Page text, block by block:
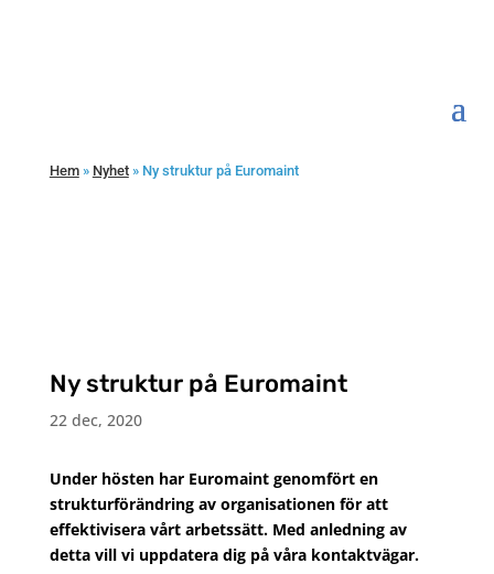
Hem» Nyhet» Ny struktur på Euromaint
Ny struktur på Euromaint
22 dec, 2020
Under hösten har Euromaint genomfört en
strukturförändring av organisationen för att
effektivisera vårt arbetssätt. Med anledning av
detta vill vi uppdatera dig på våra kontaktvägar.